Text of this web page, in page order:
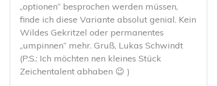
„optionen“ besprochen werden müssen,
finde ich diese Variante absolut genial. Kein
Wildes Gekritzel oder permanentes
„umpinnen“ mehr. Gruß, Lukas Schwindt
(P.S.: Ich möchten nen kleines Stück
Zeichentalent abhaben 😉 )